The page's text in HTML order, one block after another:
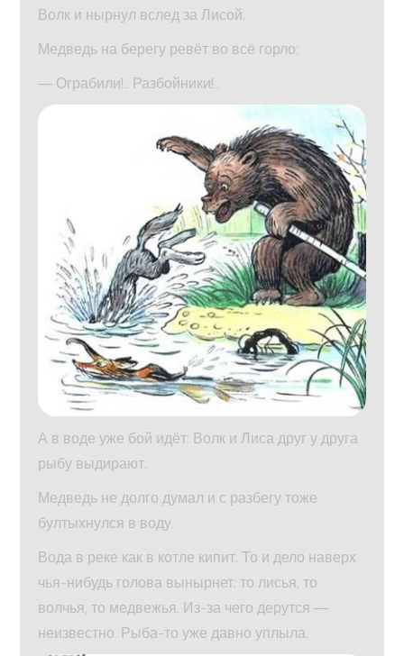
Волк и нырнул вслед за Лисой.
Медведь на берегу ревёт во всё горло:
— Ограбили!.. Разбойники!..
А в воде уже бой идёт: Волк и Лиса друг у друга
рыбу выдирают.
Медведь не долго думал и с разбегу тоже
бултыхнулся в воду.
Вода в реке как в котле кипит. То и дело наверх
чья-нибудь голова вынырнет: то лисья, то
волчья, то медвежья. Из-за чего дерутся —
неизвестно. Рыба-то уже давно уплыла.